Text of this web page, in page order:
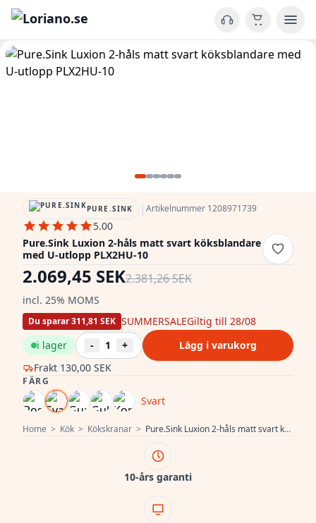
Home > Kök > Kökskranar > Pure.Sink Luxion 2-håls matt svart köksblandare med U-utlopp PLX2HU-10
PURE.SINK | Artikelnummer 1208971739
5.00
Pure.Sink Luxion 2-håls matt svart köksblandare
med U-utlopp PLX2HU-10
2.069,45 SEK2.381,26 SEK
incl. 25% MOMS
Du sparar 311,81 SEK SUMMERSALEGiltig till 28/08
Frakt 130,00 SEK
i lager - 1 + Lägg i varukorg
FÄRG
Svart
10-års garanti